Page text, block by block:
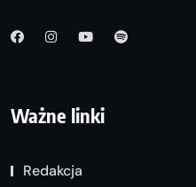
Ważne linki
Redakcja